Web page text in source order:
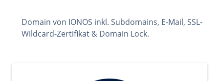
Domain von IONOS inkl. Subdomains, E-Mail, SSL-
Wildcard-Zertifikat & Domain Lock.